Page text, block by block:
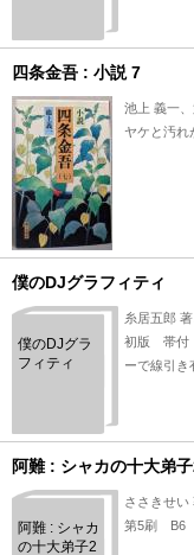
四条金吾 : 小説 7
池上 義一
ヤケと汚れ
僕のDJグラフィティ
僕のDJグラ
フィティ
糸居五郎
初版 帯付
ーで線引き
阿難 : シャカの十大弟
阿難 : シャカ
の十大弟子2
ささきせい
第5刷 B6